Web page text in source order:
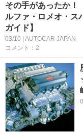
その手があったか
ルファ・ロメオ・ス
ガイド】
03/10 | AUTOCAR JAPAN
コメント：2